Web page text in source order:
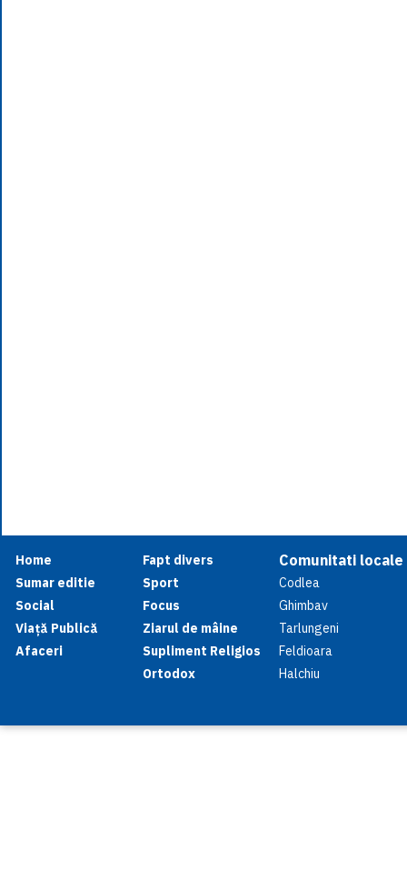
Home
Sumar editie
Social
Viață Publică
Afaceri
Fapt divers
Sport
Focus
Ziarul de mâine
Supliment Religios
Ortodox
Comunitati locale
Codlea
Ghimbav
Tarlungeni
Feldioara
Halchiu